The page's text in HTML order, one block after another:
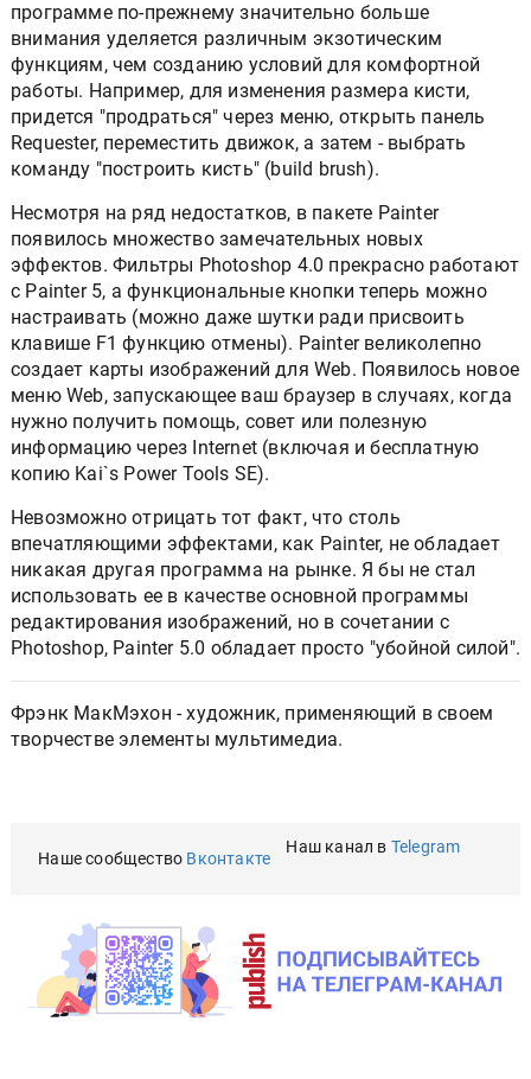
программе по-прежнему значительно больше
внимания уделяется различным экзотическим
функциям, чем созданию условий для комфортной
работы. Например, для изменения размера кисти,
придется "продраться" через меню, открыть панель
Requester, переместить движок, а затем - выбрать
команду "построить кисть" (build brush).
Несмотря на ряд недостатков, в пакете Painter
появилось множество замечательных новых
эффектов. Фильтры Photoshop 4.0 прекрасно работают
с Painter 5, а функциональные кнопки теперь можно
настраивать (можно даже шутки ради присвоить
клавише F1 функцию отмены). Painter великолепно
создает карты изображений для Web. Появилось новое
меню Web, запускающее ваш браузер в случаях, когда
нужно получить помощь, совет или полезную
информацию через Internet (включая и бесплатную
копию Kai`s Power Tools SE).
Невозможно отрицать тот факт, что столь
впечатляющими эффектами, как Painter, не обладает
никакая другая программа на рынке. Я бы не стал
использовать ее в качестве основной программы
редактирования изображений, но в сочетании с
Photoshop, Painter 5.0 обладает просто "убойной силой".
Фрэнк МакМэхон - художник, применяющий в своем
творчестве элементы мультимедиа.
Наше сообщество Вконтакте
Наш канал в Telegram